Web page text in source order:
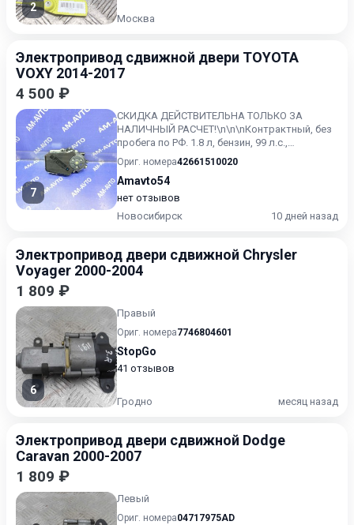
2
Москва
Электропривод сдвижной двери TOYOTA
VOXY 2014-2017
4 500 ₽
7
СКИДКА ДЕЙСТВИТЕЛЬНА ТОЛЬКО ЗА
НАЛИЧНЫЙ РАСЧЕТ!\n\n\nКонтрактный, без
пробега по РФ. 1.8 л, бензин, 99 л.с.,
параллельный гибрид, 82 л.с., в...
Ориг. номера42661510020
Amavto54
нет отзывов
Новосибирск
10 дней назад
Электропривод двери сдвижной Chrysler
Voyager 2000-2004
1 809 ₽
6
Правый
Ориг. номера7746804601
StopGo
41 отзывов
Гродно месяц назад
Электропривод двери сдвижной Dodge
Caravan 2000-2007
1 809 ₽
Левый
Ориг. номера04717975AD